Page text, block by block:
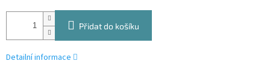
Přidat do košíku
Detailní informace